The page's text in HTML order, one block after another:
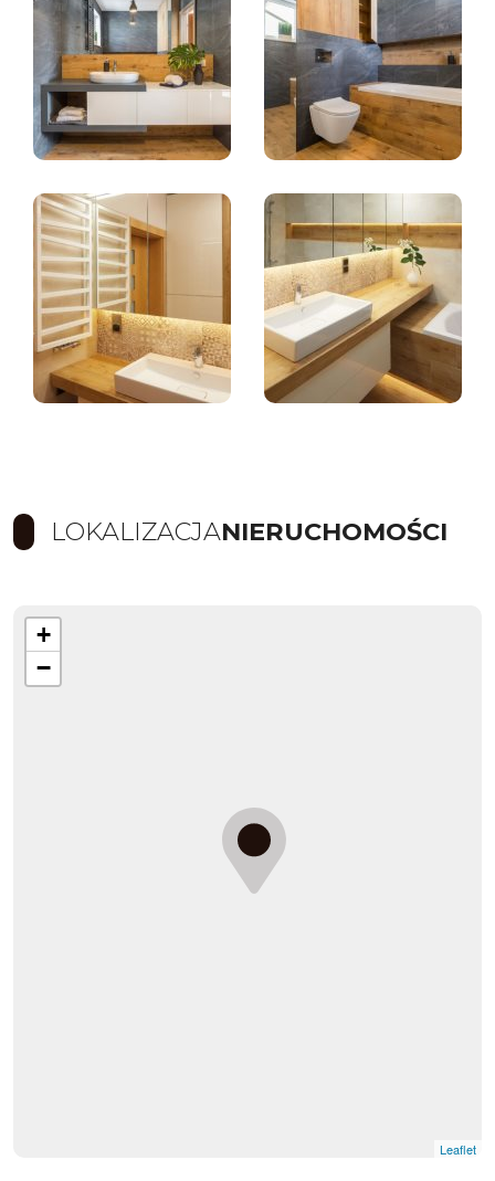
LOKALIZACJANIERUCHOMOŚCI
+
−
Leaflet